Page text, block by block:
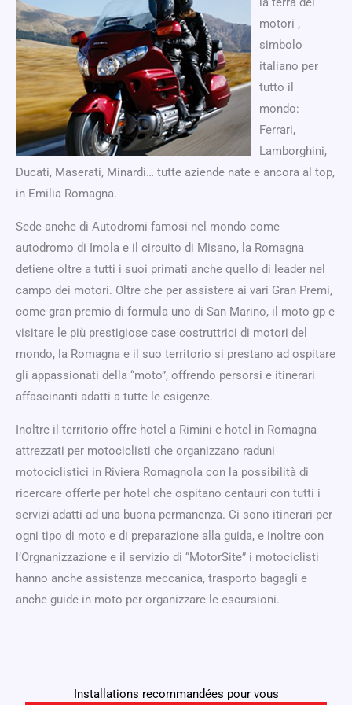
motori ,
simbolo
italiano per
tutto il
mondo:
Ferrari,
Lamborghini,
Ducati, Maserati, Minardi… tutte aziende nate e ancora al top,
in Emilia Romagna.
Sede anche di Autodromi famosi nel mondo come
autodromo di Imola e il circuito di Misano, la Romagna
detiene oltre a tutti i suoi primati anche quello di leader nel
campo dei motori. Oltre che per assistere ai vari Gran Premi,
come gran premio di formula uno di San Marino, il moto gp e
visitare le più prestigiose case costruttrici di motori del
mondo, la Romagna e il suo territorio si prestano ad ospitare
gli appassionati della “moto”, offrendo persorsi e itinerari
affascinanti adatti a tutte le esigenze.
Inoltre il territorio offre hotel a Rimini e hotel in Romagna
attrezzati per motociclisti che organizzano raduni
motociclistici in Riviera Romagnola con la possibilità di
ricercare offerte per hotel che ospitano centauri con tutti i
servizi adatti ad una buona permanenza. Ci sono itinerari per
ogni tipo di moto e di preparazione alla guida, e inoltre con
l’Orgnanizzazione e il servizio di “MotorSite” i motociclisti
hanno anche assistenza meccanica, trasporto bagagli e
anche guide in moto per organizzare le escursioni.
Installations recommandées pour vous